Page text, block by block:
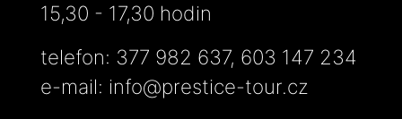
15,30 - 17,30 hodin
telefon: 377 982 637, 603 147 234
e-mail: info@prestice-tour.cz